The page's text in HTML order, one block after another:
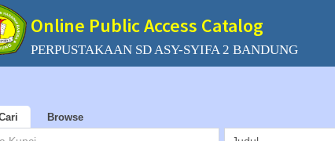
Online Public Access Catalog
PERPUSTAKAAN SD ASY-SYIFA 2 BANDUNG
Browse